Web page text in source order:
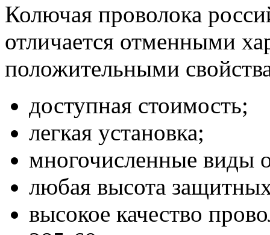
Колючая проволока
отличается отменными
положительными
доступная стоимость;
легкая установка;
многочисленные виды
любая высота
высокое качество